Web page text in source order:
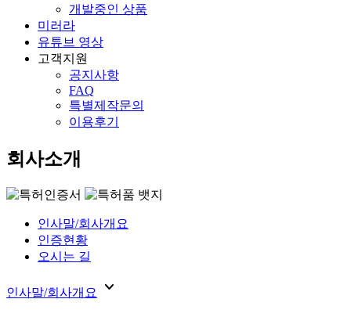
개발중인 상품
미러라
유튜브 영상
고객지원
공지사항
FAQ
특별제작문의
이용후기
회사소개
인사말/회사개요
인증현황
오시는 길
인사말/회사개요 expand_more